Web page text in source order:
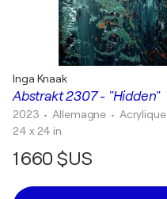
Abstrakt 2307 - "Hidden"
Inga Knaak
2023 • Allemagne •
24 x 24 in
1 660 $US